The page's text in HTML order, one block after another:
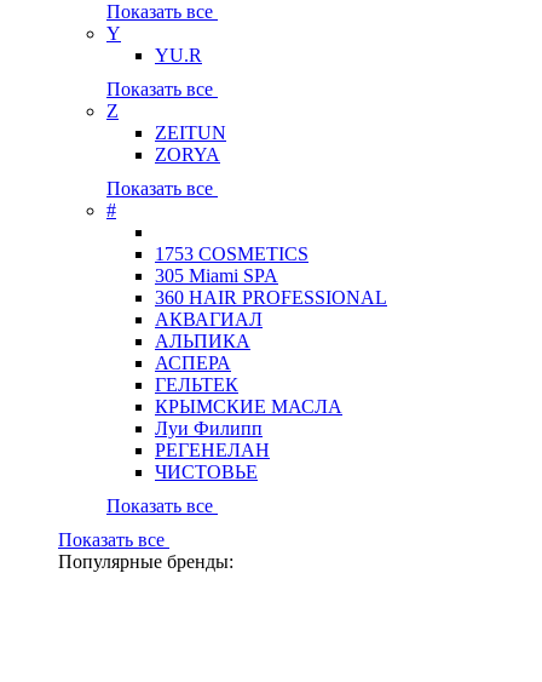
Показать все
Y
YU.R
Показать все
Z
ZEITUN
ZORYA
Показать все
#
1753 COSMETICS
305 Miami SPA
360 HAIR PROFESSIONAL
АКВАГИАЛ
АЛЬПИКА
АСПЕРА
ГЕЛЬТЕК
КРЫМСКИЕ МАСЛА
Луи Филипп
РЕГЕНЕЛАН
ЧИСТОВЬЕ
Показать все
Показать все
Популярные бренды: